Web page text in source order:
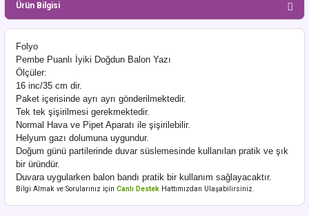
Ürün Bilgisi
Folyo
Pembe Puanlı İyiki Doğdun Balon Yazı
Ölçüler:
16 inc/35 cm dir.
Paket içerisinde ayrı ayrı gönderilmektedir.
Tek tek şişirilmesi gerekmektedir.
Normal Hava ve Pipet Aparatı ile şişirilebilir.
Helyum gazı dolumuna uygundur.
Doğum günü partilerinde duvar süslemesinde kullanılan pratik ve şık
bir üründür.
Duvara uygularken balon bandı pratik bir kullanım sağlayacaktır.
Bilgi Almak ve Sorularınız için Canlı Destek Hattımızdan Ulaşabilirsiniz.